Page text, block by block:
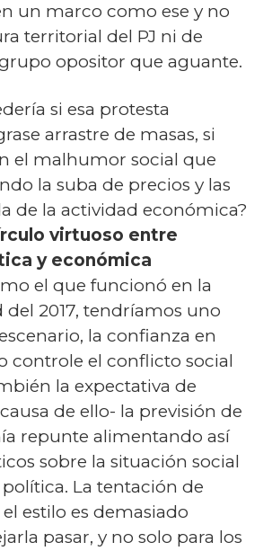
un marco como ese y no
territorial del PJ ni de
opositor que aguante.
si esa protesta
arrastre de masas, si
el malhumor social que
la suba de precios y las
de la actividad económica?
virtuoso entre
y económica
el que funcionó en la
2017, tendríamos uno
la confianza en
controle el conflicto social
la expectativa de
de ello- la previsión de
repunte alimentando así
sobre la situación social
La tentación de
estilo es demasiado
pasar, y no solo para los